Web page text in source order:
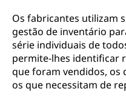
Os fabricantes utilizam
gestão de inventário
série individuais de
permite-lhes identificar
que foram vendidos, os
os que necessitam de